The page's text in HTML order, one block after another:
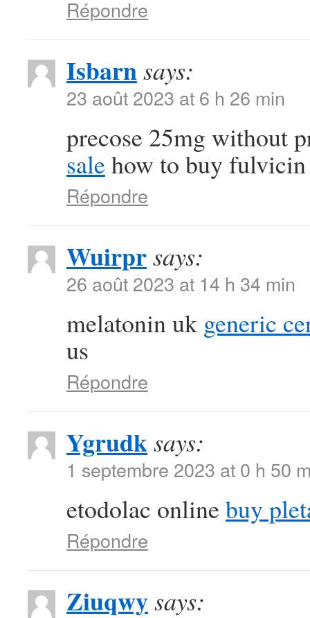
Répondre
Isbarnsays:
23 août 2023 at 6 h 26 min
precose 25mg without
sale how to buy fulvicin
Répondre
Wuirprsays:
26 août 2023 at 14 h 34 min
melatonin uk generic
us
Répondre
Ygrudksays:
1 septembre 2023 at 0 h 50
etodolac online buy
Répondre
Ziuqwysays: